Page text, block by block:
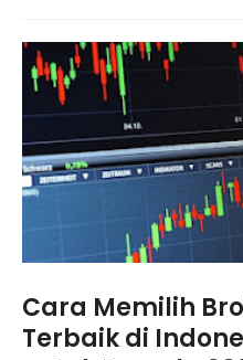
Cara Memilih
Terbaik di